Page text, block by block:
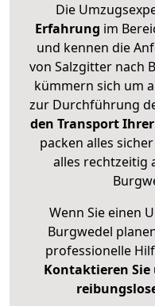
Die
Erfahrung im
und kennen die
von Salzgitter nach
kümmern sich um
zur Durchführung
den Transport
packen alles
alles rechtzeitig
Wenn Sie einen
Burgwedel
professionelle
Kontaktieren Sie